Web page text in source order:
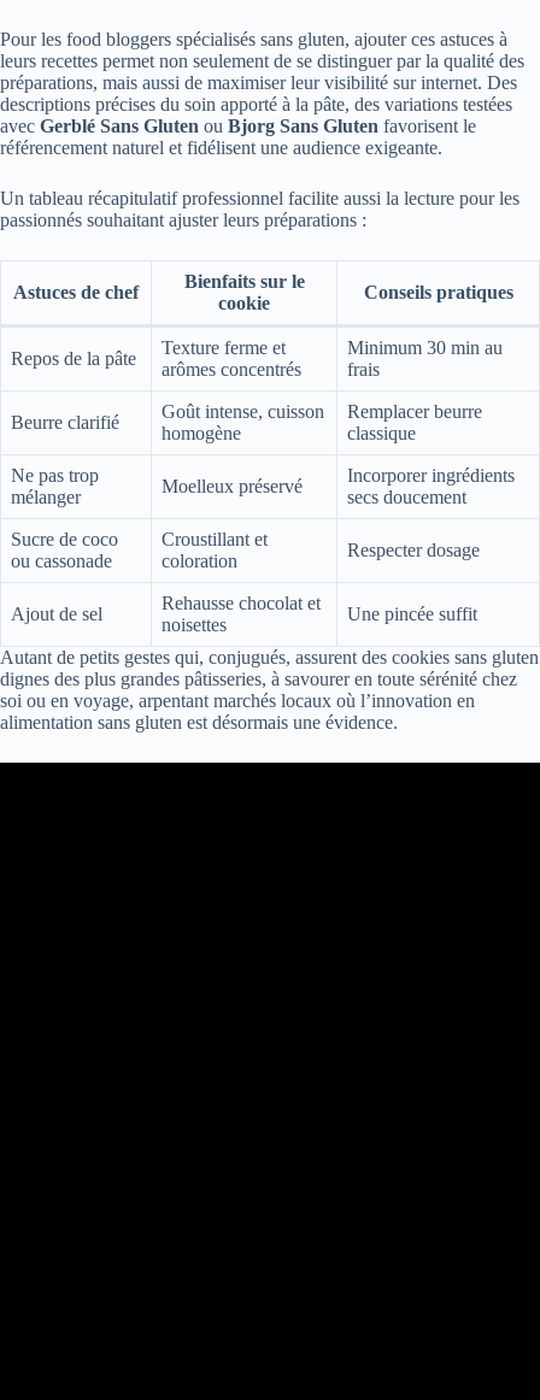
Pour les food bloggers spécialisés sans gluten, ajouter ces astuces à
leurs recettes permet non seulement de se distinguer par la qualité des
préparations, mais aussi de maximiser leur visibilité sur internet. Des
descriptions précises du soin apporté à la pâte, des variations testées
avec Gerblé Sans Gluten ou Bjorg Sans Gluten favorisent le
référencement naturel et fidélisent une audience exigeante.
Un tableau récapitulatif professionnel facilite aussi la lecture pour les
passionnés souhaitant ajuster leurs préparations :
Astuces de chef
Bienfaits sur le
cookie
Conseils pratiques
Repos de la pâte
Texture ferme et
arômes concentrés
Minimum 30 min au
frais
Beurre clarifié
Goût intense, cuisson
homogène
Remplacer beurre
classique
Ne pas trop
mélanger
Moelleux préservé
Incorporer ingrédients
secs doucement
Sucre de coco
ou cassonade
Croustillant et
coloration
Respecter dosage
Ajout de sel
Rehausse chocolat et
noisettes
Une pincée suffit
Autant de petits gestes qui, conjugués, assurent des cookies sans gluten
dignes des plus grandes pâtisseries, à savourer en toute sérénité chez
soi ou en voyage, arpentant marchés locaux où l’innovation en
alimentation sans gluten est désormais une évidence.